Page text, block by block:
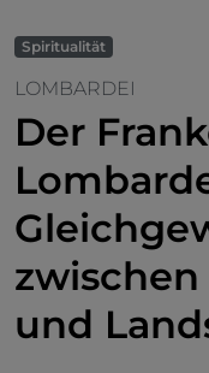
Spiritualität
LOMBARDEI
Der
und